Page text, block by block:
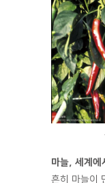
마늘, 세계에
흔히 마늘이